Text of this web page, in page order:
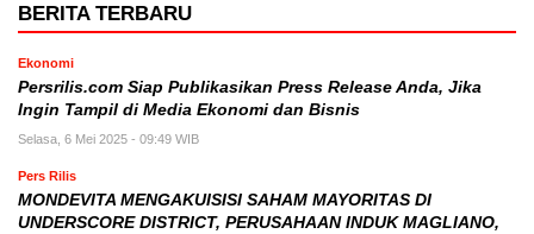
BERITA TERBARU
Ekonomi
Persrilis.com Siap Publikasikan Press Release Anda, Jika
Ingin Tampil di Media Ekonomi dan Bisnis
Selasa, 6 Mei 2025 - 09:49 WIB
Pers Rilis
MONDEVITA MENGAKUISISI SAHAM MAYORITAS DI
UNDERSCORE DISTRICT, PERUSAHAAN INDUK MAGLIANO,